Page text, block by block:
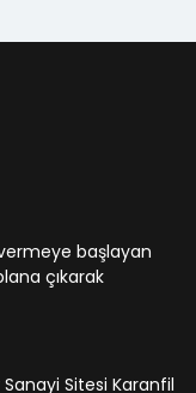
başlayan
çıkarak
Sanayi Sitesi Karanfil